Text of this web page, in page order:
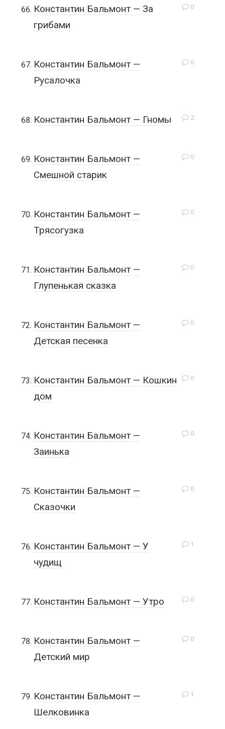
0
Константин Бальмонт — За
грибами
0
Константин Бальмонт —
Русалочка
2
Константин Бальмонт — Гномы
0
Константин Бальмонт —
Смешной старик
0
Константин Бальмонт —
Трясогузка
0
Константин Бальмонт —
Глупенькая сказка
0
Константин Бальмонт —
Детская песенка
0
Константин Бальмонт — Кошкин
дом
0
Константин Бальмонт —
Заинька
0
Константин Бальмонт —
Сказочки
1
Константин Бальмонт — У
чудищ
0
Константин Бальмонт — Утро
0
Константин Бальмонт —
Детский мир
1
Константин Бальмонт —
Шелковинка